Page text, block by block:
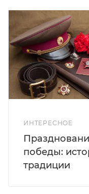
ИНТЕРЕСНОЕ
победы:
традиции